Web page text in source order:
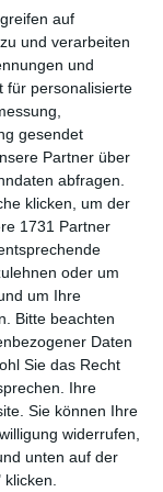
auf
und verarbeiten
und
für personalisierte
gesendet
Partner über
abfragen.
klicken, um der
1731 Partner
oder um
um Ihre
Bitte beachten
Daten
Sie das Recht
Ihre
Sie können Ihre
widerrufen,
unten auf der
...